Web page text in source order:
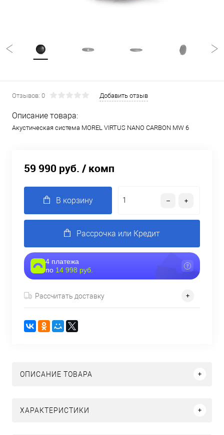
Отзывов: 0 Добавить отзыв
Описание товара:
Акустическая система MOREL VIRTUS NANO CARBON MW 6
59 990 руб. / комп
В корзину
Рассрочка или Кредит
4 платежа
по 14 998 руб.
Рассчитать доставку
ОПИСАНИЕ ТОВАРА
ХАРАКТЕРИСТИКИ